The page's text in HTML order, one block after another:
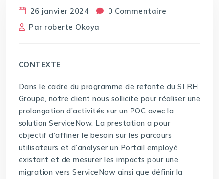
26 janvier 2024
0 Commentaire
Par roberte Okoya
CONTEXTE
Dans le cadre du programme de refonte du SI RH
Groupe, notre client nous sollicite pour réaliser une
prolongation d’activités sur un POC avec la
solution ServiceNow. La prestation a pour
objectif d’affiner le besoin sur les parcours
utilisateurs et d’analyser un Portail employé
existant et de mesurer les impacts pour une
migration vers ServiceNow ainsi que définir la